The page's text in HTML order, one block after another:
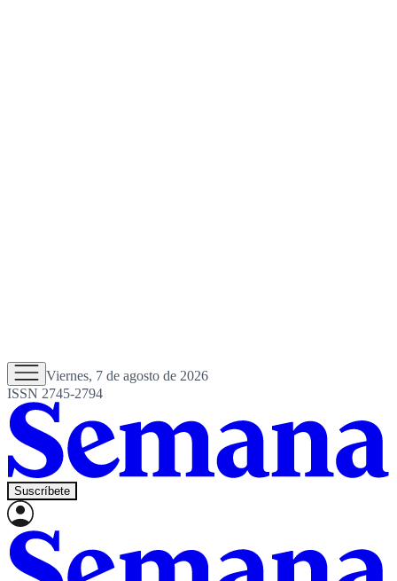
Viernes, 7 de agosto de 2026
ISSN 2745-2794
Suscríbete